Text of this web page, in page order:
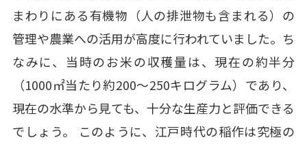
まわりにある有機物（人の排泄物も含まれる）の
管理や農業への活用が高度に行われていました。ち
なみに、当時のお米の収穫量は、現在の約半分
（1000㎡当たり約200～250キログラム）であり、
現在の水準から見ても、十分な生産力と評価できる
でしょう。 このように、江戸時代の稲作は究極の